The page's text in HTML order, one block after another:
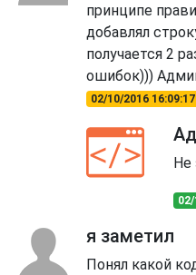
принципе
добавлял
получается 2
ошибок)))
02/10/2016 16:09:17
Не
я заметил
Понял какой